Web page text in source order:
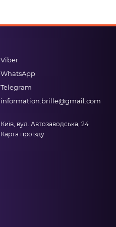
Viber
WhatsApp
Telegram
information.brille@gmail.com
Київ, вул. Автозаводська, 24
Карта проїзду